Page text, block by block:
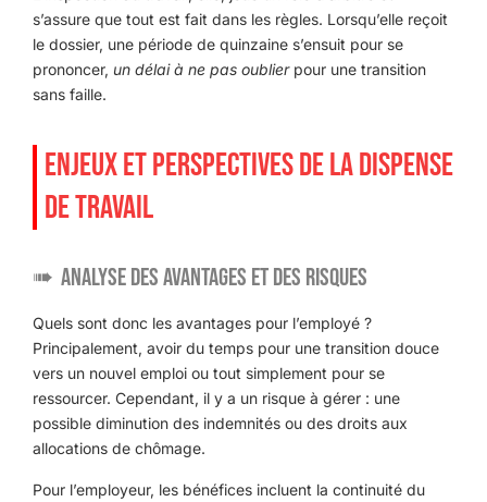
s’assure que tout est fait dans les règles. Lorsqu’elle reçoit
le dossier, une période de quinzaine s’ensuit pour se
prononcer, un délai à ne pas oublierpour une transition
sans faille.
ENJEUX ET PERSPECTIVES DE LA DISPENSE
DE TRAVAIL
Analyse des avantages et des risques
Quels sont donc les avantages pour l’employé ?
Principalement, avoir du temps pour une transition douce
vers un nouvel emploi ou tout simplement pour se
ressourcer. Cependant, il y a un risque à gérer : une
possible diminution des indemnités ou des droits aux
allocations de chômage.
Pour l’employeur, les bénéfices incluent la continuité du